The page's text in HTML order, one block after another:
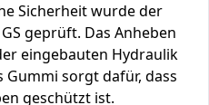
Sicherheit wurde der
geprüft. Das Anheben
eingebauten Hydraulik
sorgt dafür, dass
geschützt ist.